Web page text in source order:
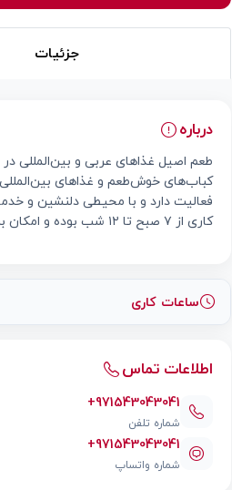
جزئیات
درباره
طعم اصیل غذاهای عربی و بین‌المللی
کباب‌های خوش‌طعم و غذاهای
فعالیت دارد و با محیطی دلنشین و
کاری از ۷ صبح تا ۱۲ شب بوده و امکان برگزاری مراسم و سرویس کیترینگ نیز وجود دارد.
ساعات کاری
اطلاعات تماس
+971543043041
شماره تلفن
+971543043041
شماره واتساپ